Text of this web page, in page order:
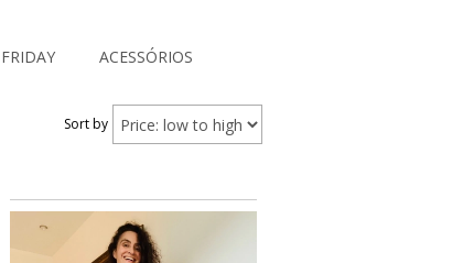
ACESSÓRIOS
Sort by